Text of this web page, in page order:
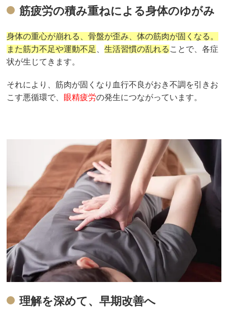
筋疲労の積み重ねによる身体のゆがみ
身体の重心が崩れる、骨盤が歪み、体の筋肉が固くなる。
また筋力不足や運動不足
、生活習慣の乱れる ことで、各症
状が生じてきます。
それにより、筋肉が固くなり血行不良がおき不調を引きお
こす悪循環で、 眼精疲労の発生につながっています。
理解を深めて、早期改善へ